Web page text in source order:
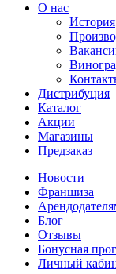
О нас
История
Дистрибуция
Каталог
Акции
Магазины
Предзаказ
Новости
Франшиза
Блог
Отзывы
Бонусная
Личный